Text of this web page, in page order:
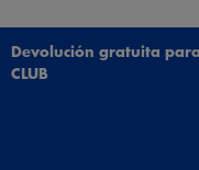
Devolución gratuita
CLUB